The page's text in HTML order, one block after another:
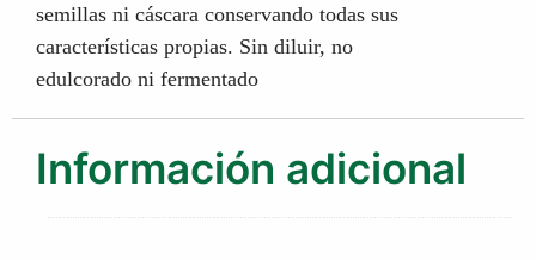
semillas ni cáscara conservando todas sus
características propias. Sin diluir, no
edulcorado ni fermentado
Información adicional